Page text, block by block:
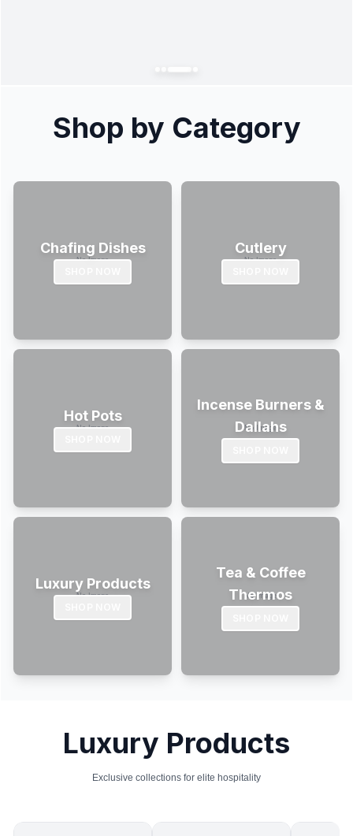
Shop by Category
Chafing Dishes Cutlery
Hot Pots
Incense Burners &
Dallahs
Luxury Products
Tea & Coffee
Thermos
Luxury Products
Exclusive collections for elite hospitality